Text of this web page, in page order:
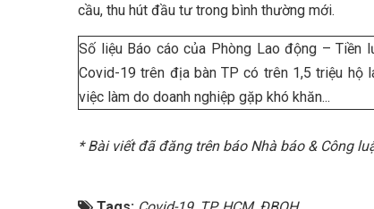
cầu, thu hút đầu tư trong bình thường mới.
Số liệu Báo cáo của Phòng Lao động – Tiền
Covid-19 trên địa bàn TP có trên 1,5 triệu hộ
việc làm do doanh nghiệp gặp khó khăn...
* Bài viết đã đăng trên báo Nhà báo & Công